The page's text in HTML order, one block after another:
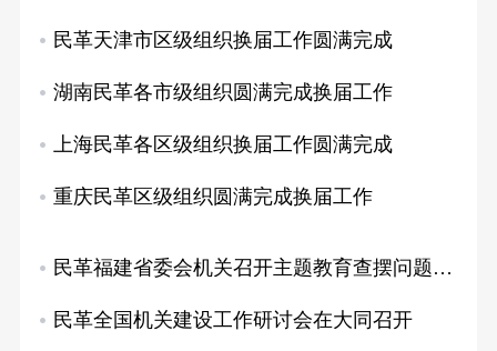
民革天津市区级组织换届工作圆满完成
湖南民革各市级组织圆满完成换届工作
上海民革各区级组织换届工作圆满完成
重庆民革区级组织圆满完成换届工作
民革福建省委会机关召开主题教育查摆问题分析…
民革全国机关建设工作研讨会在大同召开